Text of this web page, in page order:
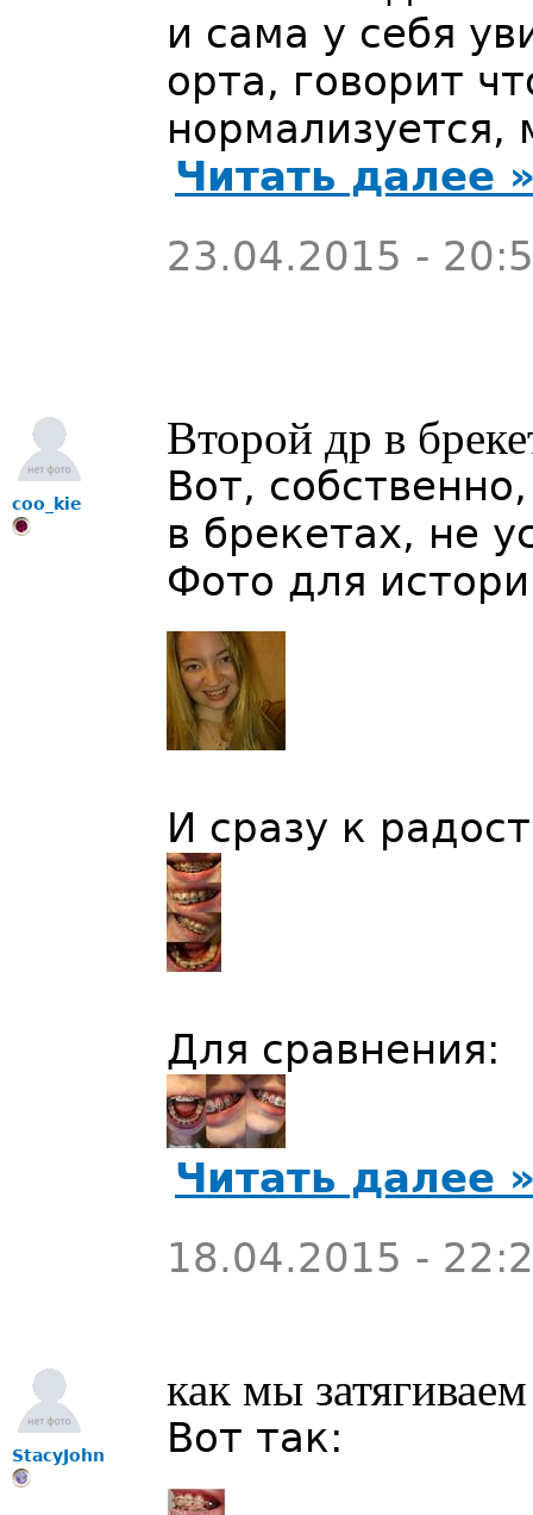
и сама у себя
орта, говорит
Читать далее
23.04.2015 -
coo_kie
Второй др в
Вот,
в брекетах, не
Фото для
И сразу к
Для сравнения:
Читать далее
18.04.2015 -
StacyJohn
как мы
Вот так: